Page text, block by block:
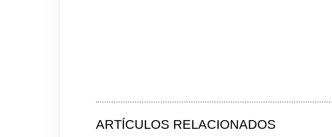
ARTÍCULOS RELACIONADOS